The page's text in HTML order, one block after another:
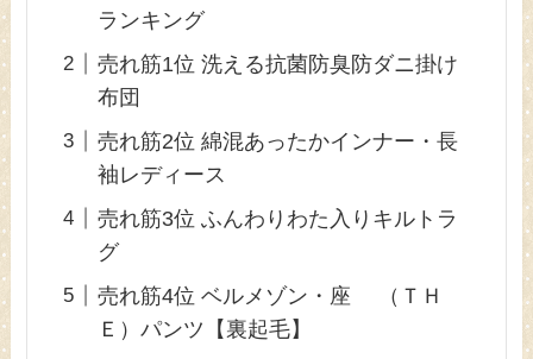
ランキング
売れ筋1位 洗える抗菌防臭防ダニ掛け
布団
売れ筋2位 綿混あったかインナー・長
袖レディース
売れ筋3位 ふんわりわた入りキルトラ
グ
売れ筋4位 ベルメゾン・座 （ＴＨ
Ｅ）パンツ【裏起毛】